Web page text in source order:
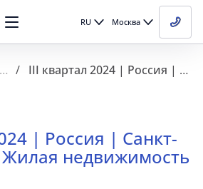
RU Москва
Обзоры рынка недвижимости III квартал 2024 | Россия | Санкт-Петербург | Жилая недвижимость
| Россия | Санкт-
недвижимость